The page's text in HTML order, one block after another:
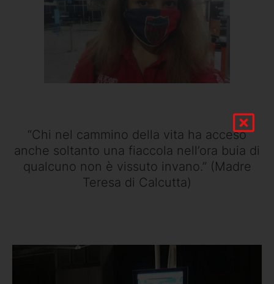
“Chi nel cammino della vita ha acceso
anche soltanto una fiaccola nell’ora buia di
qualcuno non è vissuto invano.” (Madre
Teresa di Calcutta)